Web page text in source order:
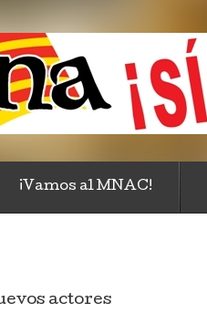
¡Vamos al MNAC!
actores